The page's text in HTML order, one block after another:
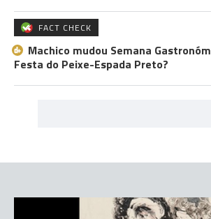
FACT CHECK
Machico mudou Semana
Festa do Peixe-Espada Preto?